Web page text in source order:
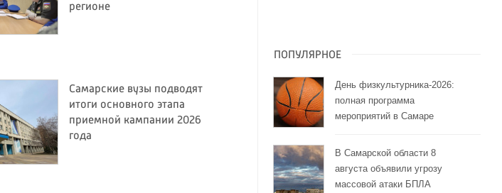
регионе
Самарские вузы подводят
итоги основного этапа
приемной кампании 2026
года
ПОПУЛЯРНОЕ
День физкультурника-2026:
полная программа
мероприятий в Самаре
В Самарской области 8
августа объявили угрозу
массовой атаки БПЛА